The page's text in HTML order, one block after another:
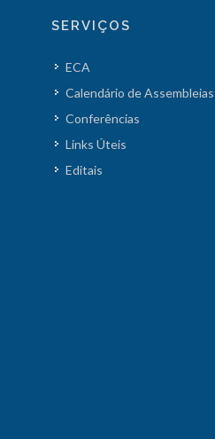
SERVIÇOS
ECA
Calendário de Assembleias
Conferências
Links Úteis
Editais